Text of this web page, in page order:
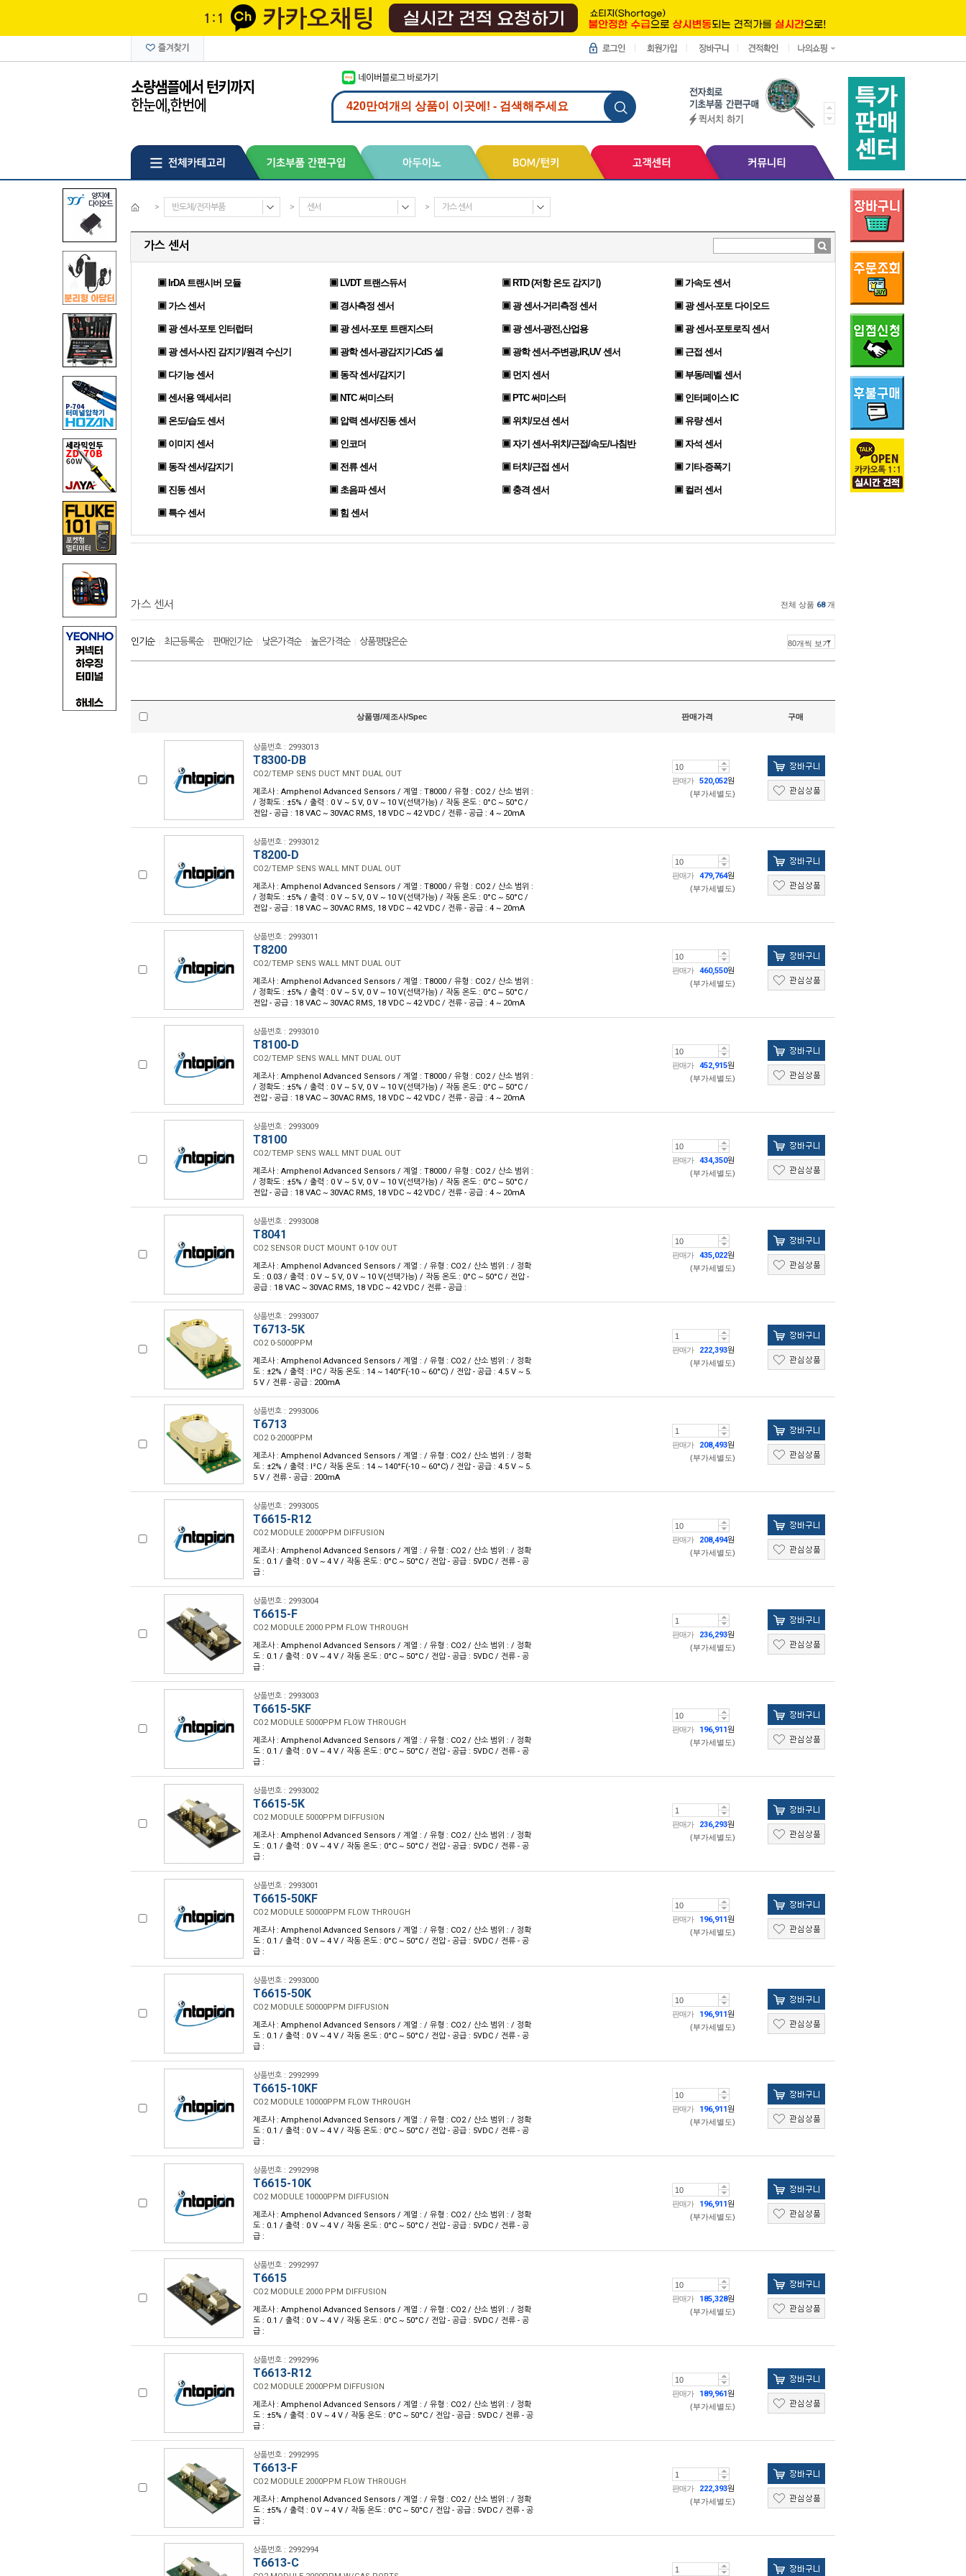
> 반도체/전자부품 > 센서 > 가스 센서
가스 센서
▣ IrDA 트랜시버 모듈 ▣ LVDT 트랜스듀서 ▣ RTD (저항 온도 감지기) ▣ 가속도 센서
▣ 가스 센서 ▣ 경사측정 센서 ▣ 광 센서-거리측정 센서 ▣ 광 센서-포토 다이오드
▣ 광 센서-포토 인터럽터 ▣ 광 센서-포토 트랜지스터 ▣ 광 센서-광전,산업용 ▣ 광 센서-포토로직 센서
▣ 광 센서-사진 감지기/원격 수신기 ▣ 광학 센서-광감지기-CdS 셀 ▣ 광학 센서-주변광,IR,UV 센서 ▣ 근접 센서
▣ 다기능 센서 ▣ 동작 센서/감지기 ▣ 먼지 센서 ▣ 부동/레벨 센서
▣ 센서용 액세서리 ▣ NTC 써미스터 ▣ PTC 써미스터 ▣ 인터페이스 IC
▣ 온도/습도 센서 ▣ 압력 센서/진동 센서 ▣ 위치/모션 센서 ▣ 유량 센서
▣ 이미지 센서 ▣ 인코더 ▣ 자기 센서-위치/근접/속도/나침반 ▣ 자석 센서
▣ 동작 센서/감지기 ▣ 전류 센서 ▣ 터치/근접 센서 ▣ 기타-증폭기
▣ 진동 센서 ▣ 초음파 센서 ▣ 충격 센서 ▣ 컬러 센서
▣ 특수 센서 ▣ 힘 센서
가스 센서 전체 상품 68개
인기순| 최근등록순| 판매인기순| 낮은가격순| 높은가격순| 상품평많은순
상품명/제조사/Spec 판매가격 구매
상품번호 : 2993013
T8300-DB
CO2/TEMP SENS DUCT MNT DUAL OUT
제조사 : Amphenol Advanced Sensors / 계열 : T8000 / 유형 : CO2 / 산소 범위 :
/ 정확도 : ±5% / 출력 : 0 V ~ 5 V, 0 V ~ 10 V(선택가능) / 작동 온도 : 0°C ~ 50°C /
전압 - 공급 : 18 VAC ~ 30VAC RMS, 18 VDC ~ 42 VDC / 전류 - 공급 : 4 ~ 20mA
판매가 520,052원
(부가세별도)
상품번호 : 2993012
T8200-D
CO2/TEMP SENS WALL MNT DUAL OUT
제조사 : Amphenol Advanced Sensors / 계열 : T8000 / 유형 : CO2 / 산소 범위 :
/ 정확도 : ±5% / 출력 : 0 V ~ 5 V, 0 V ~ 10 V(선택가능) / 작동 온도 : 0°C ~ 50°C /
전압 - 공급 : 18 VAC ~ 30VAC RMS, 18 VDC ~ 42 VDC / 전류 - 공급 : 4 ~ 20mA
판매가 479,764원
(부가세별도)
상품번호 : 2993011
T8200
CO2/TEMP SENS WALL MNT DUAL OUT
제조사 : Amphenol Advanced Sensors / 계열 : T8000 / 유형 : CO2 / 산소 범위 :
/ 정확도 : ±5% / 출력 : 0 V ~ 5 V, 0 V ~ 10 V(선택가능) / 작동 온도 : 0°C ~ 50°C /
전압 - 공급 : 18 VAC ~ 30VAC RMS, 18 VDC ~ 42 VDC / 전류 - 공급 : 4 ~ 20mA
판매가 460,550원
(부가세별도)
상품번호 : 2993010
T8100-D
CO2/TEMP SENS WALL MNT DUAL OUT
제조사 : Amphenol Advanced Sensors / 계열 : T8000 / 유형 : CO2 / 산소 범위 :
/ 정확도 : ±5% / 출력 : 0 V ~ 5 V, 0 V ~ 10 V(선택가능) / 작동 온도 : 0°C ~ 50°C /
전압 - 공급 : 18 VAC ~ 30VAC RMS, 18 VDC ~ 42 VDC / 전류 - 공급 : 4 ~ 20mA
판매가 452,915원
(부가세별도)
상품번호 : 2993009
T8100
CO2/TEMP SENS WALL MNT DUAL OUT
제조사 : Amphenol Advanced Sensors / 계열 : T8000 / 유형 : CO2 / 산소 범위 :
/ 정확도 : ±5% / 출력 : 0 V ~ 5 V, 0 V ~ 10 V(선택가능) / 작동 온도 : 0°C ~ 50°C /
전압 - 공급 : 18 VAC ~ 30VAC RMS, 18 VDC ~ 42 VDC / 전류 - 공급 : 4 ~ 20mA
판매가 434,350원
(부가세별도)
상품번호 : 2993008
T8041
CO2 SENSOR DUCT MOUNT 0-10V OUT
제조사 : Amphenol Advanced Sensors / 계열 : / 유형 : CO2 / 산소 범위 : / 정확
도 : 0.03 / 출력 : 0 V ~ 5 V, 0 V ~ 10 V(선택가능) / 작동 온도 : 0°C ~ 50°C / 전압 -
공급 : 18 VAC ~ 30VAC RMS, 18 VDC ~ 42 VDC / 전류 - 공급 :
판매가 435,022원
(부가세별도)
상품번호 : 2993007
T6713-5K
CO2 0-5000PPM
제조사 : Amphenol Advanced Sensors / 계열 : / 유형 : CO2 / 산소 범위 : / 정확
도 : ±2% / 출력 : I²C / 작동 온도 : 14 ~ 140°F(-10 ~ 60°C) / 전압 - 공급 : 4.5 V ~ 5.
5 V / 전류 - 공급 : 200mA
판매가 222,393원
(부가세별도)
상품번호 : 2993006
T6713
CO2 0-2000PPM
제조사 : Amphenol Advanced Sensors / 계열 : / 유형 : CO2 / 산소 범위 : / 정확
도 : ±2% / 출력 : I²C / 작동 온도 : 14 ~ 140°F(-10 ~ 60°C) / 전압 - 공급 : 4.5 V ~ 5.
5 V / 전류 - 공급 : 200mA
판매가 208,493원
(부가세별도)
상품번호 : 2993005
T6615-R12
CO2 MODULE 2000PPM DIFFUSION
제조사 : Amphenol Advanced Sensors / 계열 : / 유형 : CO2 / 산소 범위 : / 정확
도 : 0.1 / 출력 : 0 V ~ 4 V / 작동 온도 : 0°C ~ 50°C / 전압 - 공급 : 5VDC / 전류 - 공
급 :
판매가 208,494원
(부가세별도)
상품번호 : 2993004
T6615-F
CO2 MODULE 2000 PPM FLOW THROUGH
제조사 : Amphenol Advanced Sensors / 계열 : / 유형 : CO2 / 산소 범위 : / 정확
도 : 0.1 / 출력 : 0 V ~ 4 V / 작동 온도 : 0°C ~ 50°C / 전압 - 공급 : 5VDC / 전류 - 공
급 :
판매가 236,293원
(부가세별도)
상품번호 : 2993003
T6615-5KF
CO2 MODULE 5000PPM FLOW THROUGH
제조사 : Amphenol Advanced Sensors / 계열 : / 유형 : CO2 / 산소 범위 : / 정확
도 : 0.1 / 출력 : 0 V ~ 4 V / 작동 온도 : 0°C ~ 50°C / 전압 - 공급 : 5VDC / 전류 - 공
급 :
판매가 196,911원
(부가세별도)
상품번호 : 2993002
T6615-5K
CO2 MODULE 5000PPM DIFFUSION
제조사 : Amphenol Advanced Sensors / 계열 : / 유형 : CO2 / 산소 범위 : / 정확
도 : 0.1 / 출력 : 0 V ~ 4 V / 작동 온도 : 0°C ~ 50°C / 전압 - 공급 : 5VDC / 전류 - 공
급 :
판매가 236,293원
(부가세별도)
상품번호 : 2993001
T6615-50KF
CO2 MODULE 50000PPM FLOW THROUGH
제조사 : Amphenol Advanced Sensors / 계열 : / 유형 : CO2 / 산소 범위 : / 정확
도 : 0.1 / 출력 : 0 V ~ 4 V / 작동 온도 : 0°C ~ 50°C / 전압 - 공급 : 5VDC / 전류 - 공
급 :
판매가 196,911원
(부가세별도)
상품번호 : 2993000
T6615-50K
CO2 MODULE 50000PPM DIFFUSION
제조사 : Amphenol Advanced Sensors / 계열 : / 유형 : CO2 / 산소 범위 : / 정확
도 : 0.1 / 출력 : 0 V ~ 4 V / 작동 온도 : 0°C ~ 50°C / 전압 - 공급 : 5VDC / 전류 - 공
급 :
판매가 196,911원
(부가세별도)
상품번호 : 2992999
T6615-10KF
CO2 MODULE 10000PPM FLOW THROUGH
제조사 : Amphenol Advanced Sensors / 계열 : / 유형 : CO2 / 산소 범위 : / 정확
도 : 0.1 / 출력 : 0 V ~ 4 V / 작동 온도 : 0°C ~ 50°C / 전압 - 공급 : 5VDC / 전류 - 공
급 :
판매가 196,911원
(부가세별도)
상품번호 : 2992998
T6615-10K
CO2 MODULE 10000PPM DIFFUSION
제조사 : Amphenol Advanced Sensors / 계열 : / 유형 : CO2 / 산소 범위 : / 정확
도 : 0.1 / 출력 : 0 V ~ 4 V / 작동 온도 : 0°C ~ 50°C / 전압 - 공급 : 5VDC / 전류 - 공
급 :
판매가 196,911원
(부가세별도)
상품번호 : 2992997
T6615
CO2 MODULE 2000 PPM DIFFUSION
제조사 : Amphenol Advanced Sensors / 계열 : / 유형 : CO2 / 산소 범위 : / 정확
도 : 0.1 / 출력 : 0 V ~ 4 V / 작동 온도 : 0°C ~ 50°C / 전압 - 공급 : 5VDC / 전류 - 공
급 :
판매가 185,328원
(부가세별도)
상품번호 : 2992996
T6613-R12
CO2 MODULE 2000PPM DIFFUSION
제조사 : Amphenol Advanced Sensors / 계열 : / 유형 : CO2 / 산소 범위 : / 정확
도 : ±5% / 출력 : 0 V ~ 4 V / 작동 온도 : 0°C ~ 50°C / 전압 - 공급 : 5VDC / 전류 - 공
급 :
판매가 189,961원
(부가세별도)
상품번호 : 2992995
T6613-F
CO2 MODULE 2000PPM FLOW THROUGH
제조사 : Amphenol Advanced Sensors / 계열 : / 유형 : CO2 / 산소 범위 : / 정확
도 : ±5% / 출력 : 0 V ~ 4 V / 작동 온도 : 0°C ~ 50°C / 전압 - 공급 : 5VDC / 전류 - 공
급 :
판매가 222,393원
(부가세별도)
상품번호 : 2992994
T6613-C